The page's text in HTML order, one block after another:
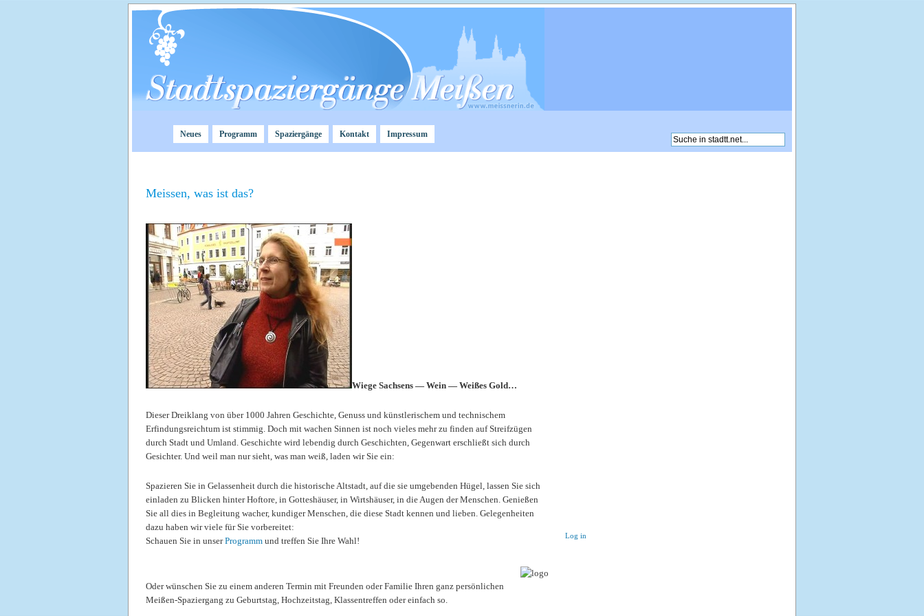
Neues Programm Spaziergänge Kontakt Impressum
Meissen, was ist das?
Wiege Sachsens — Wein — Weißes Gold…
Dieser Dreiklang von über 1000 Jahren Geschichte, Genuss und künstlerischem und technischem
Erfindungsreichtum ist stimmig. Doch mit wachen Sinnen ist noch vieles mehr zu finden auf Streifzügen
durch Stadt und Umland. Geschichte wird lebendig durch Geschichten, Gegenwart erschließt sich durch
Gesichter. Und weil man nur sieht, was man weiß, laden wir Sie ein:
Spazieren Sie in Gelassenheit durch die historische Altstadt, auf die sie umgebenden Hügel, lassen Sie sich
einladen zu Blicken hinter Hoftore, in Gotteshäuser, in Wirtshäuser, in die Augen der Menschen. Genießen
Sie all dies in Begleitung wacher, kundiger Menschen, die diese Stadt kennen und lieben. Gelegenheiten
dazu haben wir viele für Sie vorbereitet:
Schauen Sie in unserProgramm und treffen Sie Ihre Wahl!
Oder wünschen Sie zu einem anderen Termin mit Freunden oder Familie Ihren ganz persönlichen
Meißen-Spaziergang zu Geburtstag, Hochzeitstag, Klassentreffen oder einfach so.
Log in